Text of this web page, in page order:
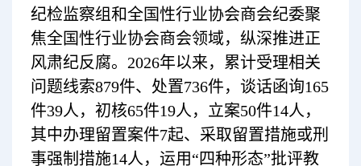
纪检监察组和全国性行业协会商会纪委聚
焦全国性行业协会商会领域，纵深推进正
风肃纪反腐。2026年以来，累计受理相关
问题线索879件、处置736件，谈话函询165
件39人，初核65件19人，立案50件14人，
其中办理留置案件7起、采取留置措施或刑
事强制措施14人，运用“四种形态”批评教